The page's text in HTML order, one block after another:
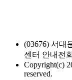
(03676) 서대
센터 안내전
Copyright(c)
reserved.